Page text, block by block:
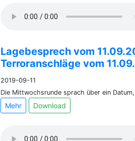
Lagebesprech vom
Terroranschläge vom
2019-09-11
Die Mittwochsrunde sprach über ein
Mehr Download